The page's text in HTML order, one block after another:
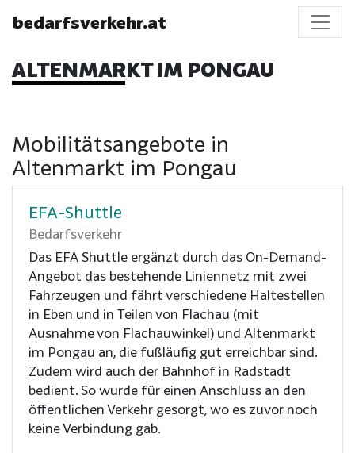
bedarfsverkehr.at
ALTENMARKT IM PONGAU
Mobilitätsangebote in
Altenmarkt im Pongau
EFA-Shuttle
Bedarfsverkehr
Das EFA Shuttle ergänzt durch das On-Demand-
Angebot das bestehende Liniennetz mit zwei
Fahrzeugen und fährt verschiedene Haltestellen
in Eben und in Teilen von Flachau (mit
Ausnahme von Flachauwinkel) und Altenmarkt
im Pongau an, die fußläufig gut erreichbar sind.
Zudem wird auch der Bahnhof in Radstadt
bedient. So wurde für einen Anschluss an den
öffentlichen Verkehr gesorgt, wo es zuvor noch
keine Verbindung gab.